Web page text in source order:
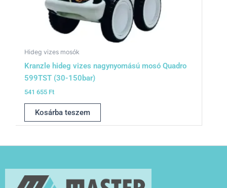
Hideg vizes mosók
Kranzle hideg vizes nagynyomású mosó Quadro
599TST (30-150bar)
541 655 Ft
Kosárba teszem